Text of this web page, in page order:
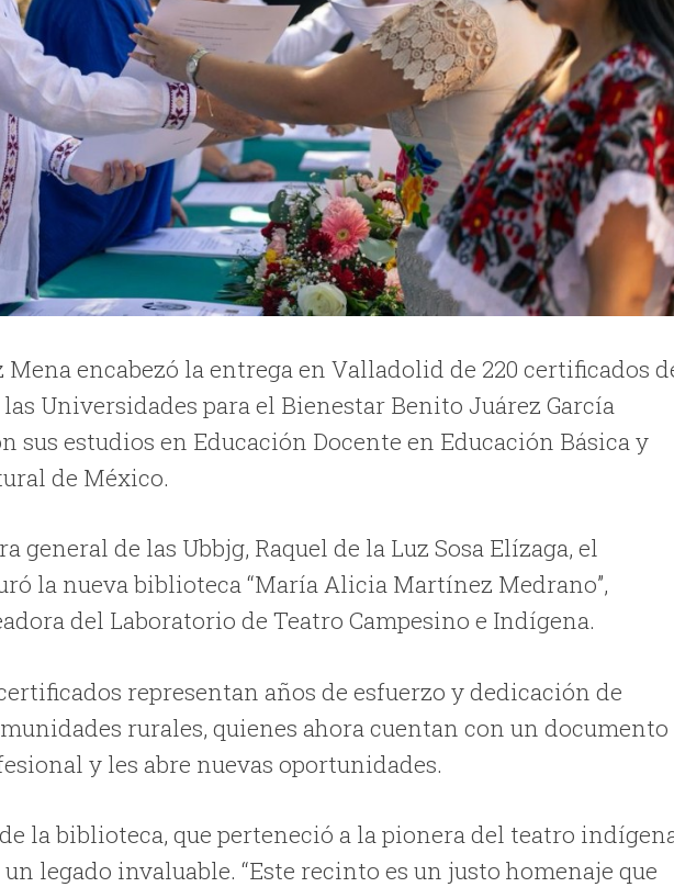
encabezó la entrega en Valladolid de 220 certificados
Universidades para el Bienestar Benito Juárez García
sus estudios en Educación Docente en Educación Básica y
de México.
general de las Ubbjg, Raquel de la Luz Sosa Elízaga, el
la nueva biblioteca “María Alicia Martínez Medrano”,
del Laboratorio de Teatro Campesino e Indígena.
representan años de esfuerzo y dedicación de
rurales, quienes ahora cuentan con un documento
y les abre nuevas oportunidades.
la biblioteca, que perteneció a la pionera del teatro
legado invaluable. “Este recinto es un justo homenaje que